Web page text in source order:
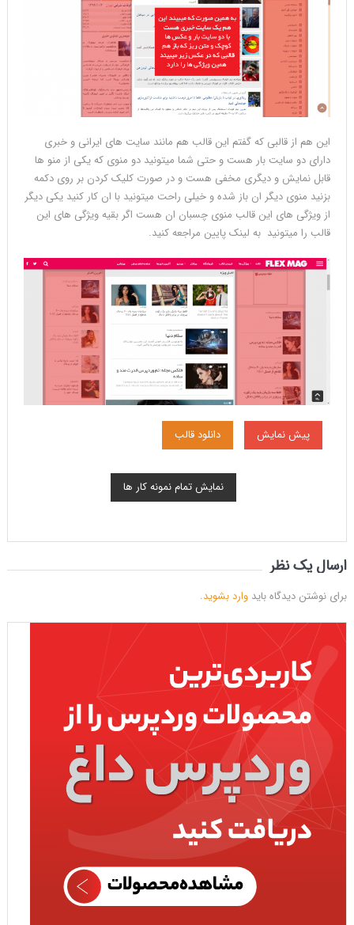
این هم از قالبی که گفتم این قالب هم مانند سایت های ایرانی و خبری
دارای دو سایت بار هست و حتی شما میتونید دو منوی که یکی از منو ها
قابل نمایش و دیگری مخفی هست و در صورت کلیک کردن بر روی دکمه
بزنید منوی دیگر ان باز شده و خیلی راحت میتونید با ان کار کنید یکی دیگر
از ویژگی های این قالب منوی چسبان ان هست اگر بقیه ویژگی های این
قالب را میتونید به لینک پایین مراجعه کنید.
پیش نمایش دانلود قالب
نمایش تمام نمونه کار ها
ارسال یک نظر
برای نوشتن دیدگاه باید وارد بشوید.